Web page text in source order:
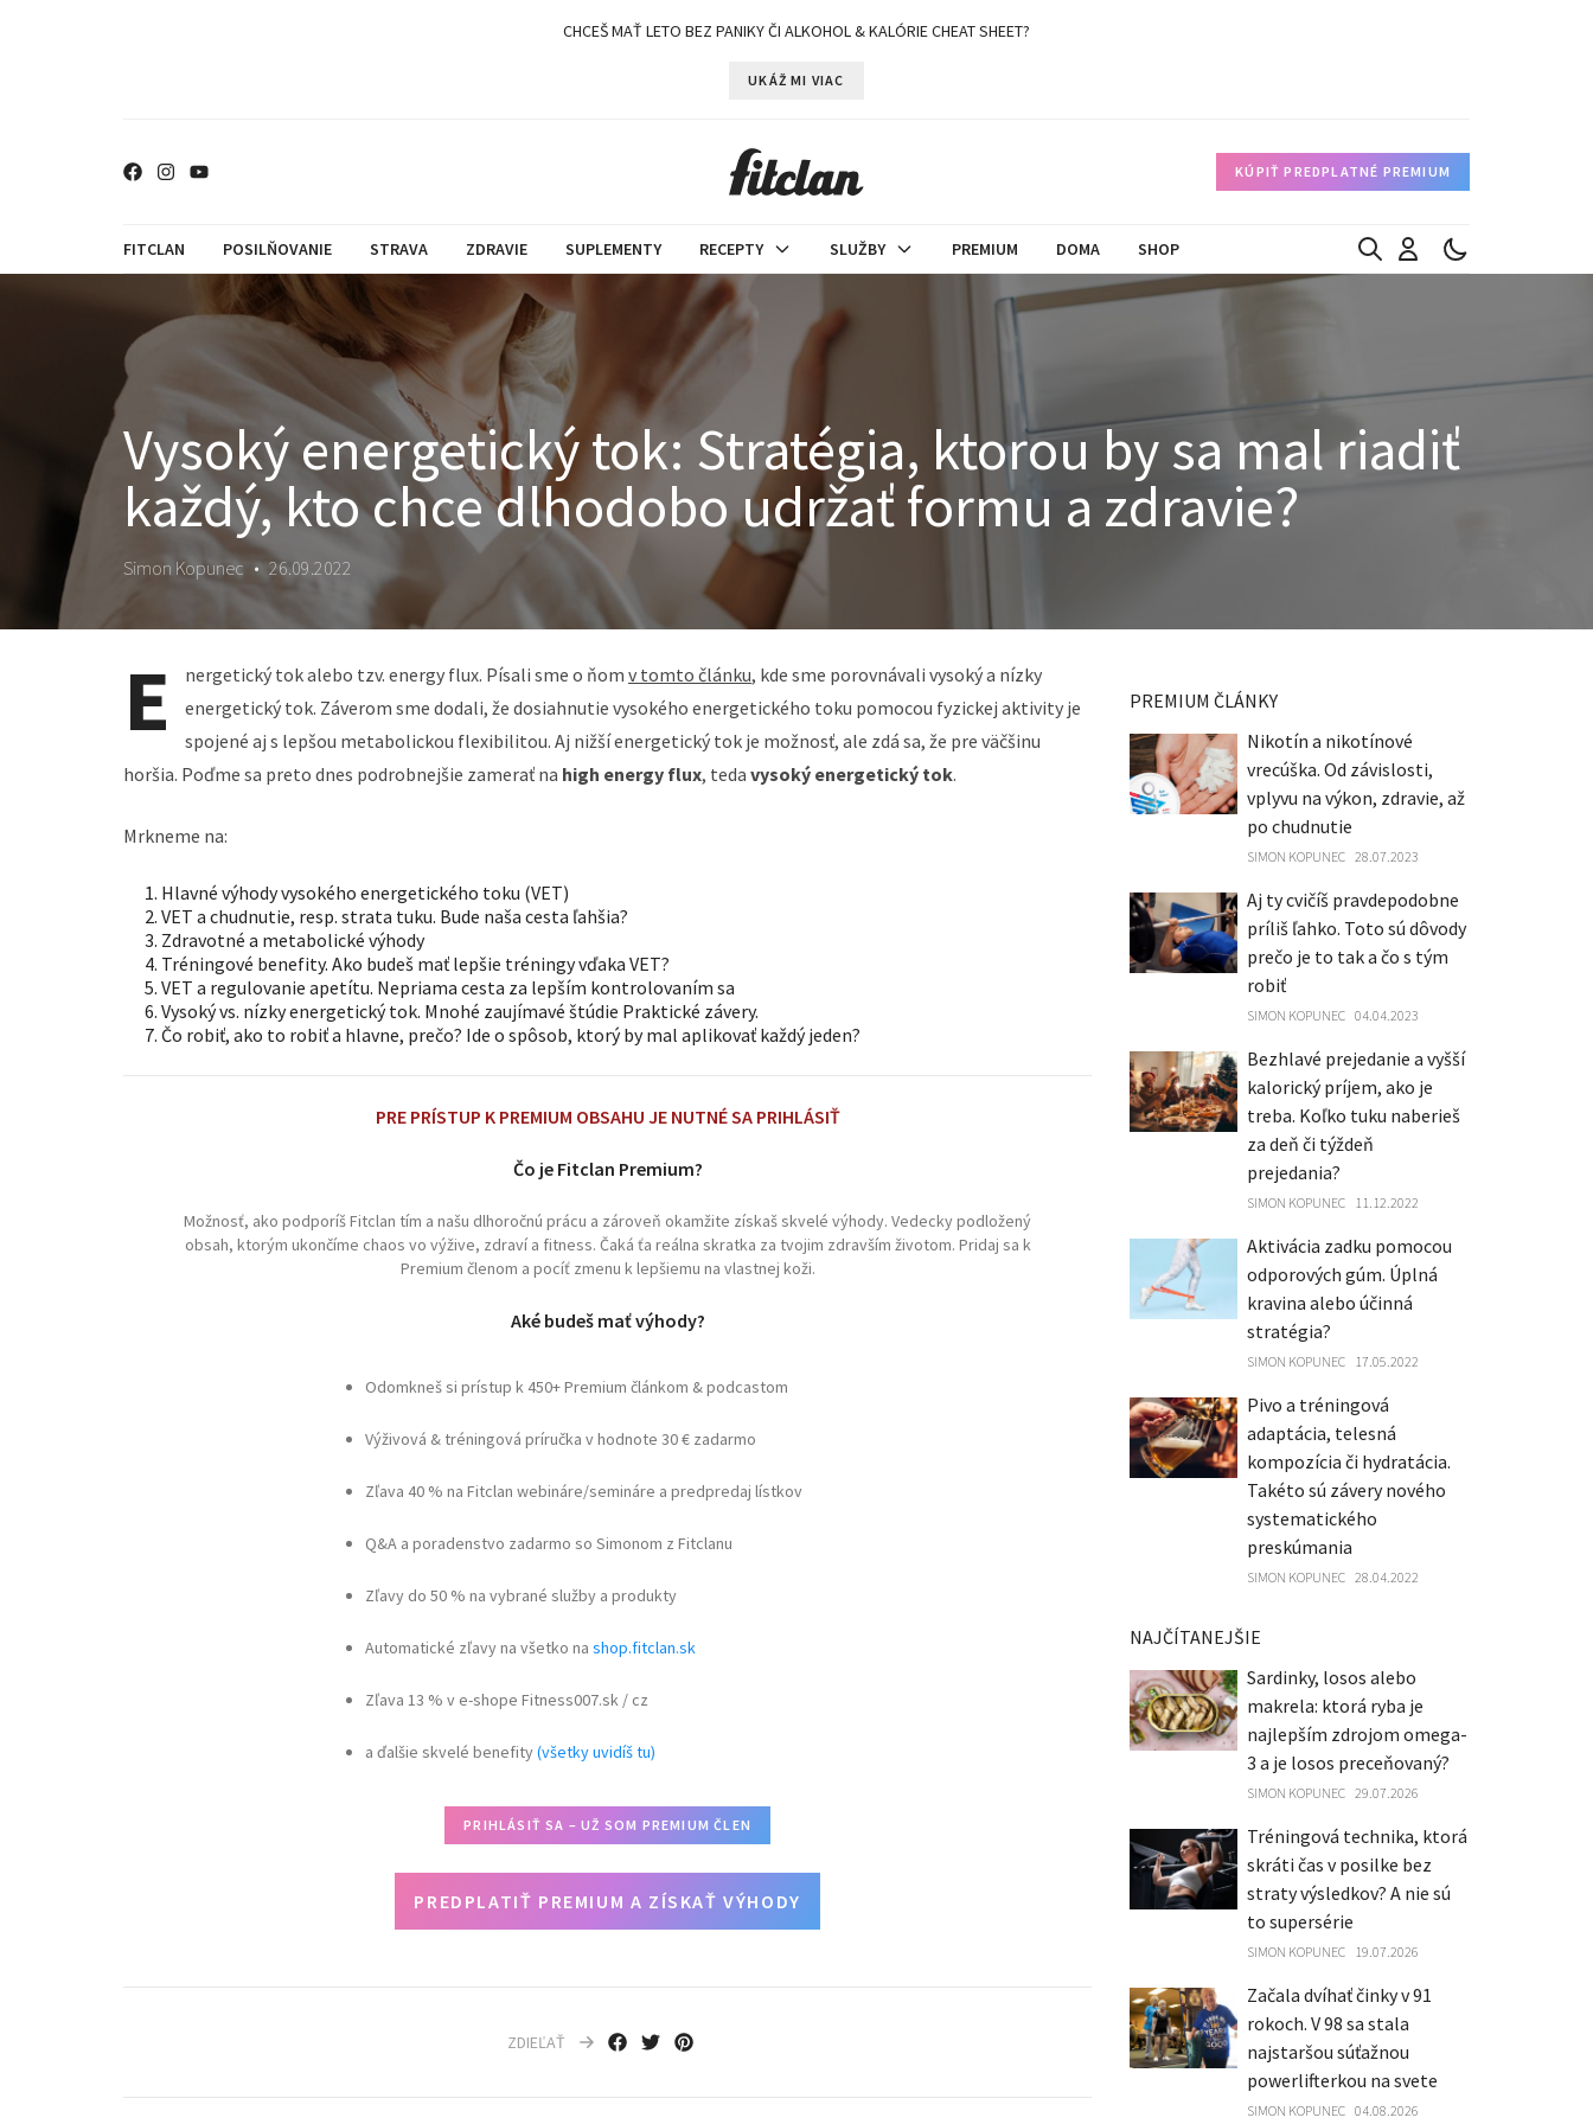
CHCEŠ MAŤ LETO BEZ PANIKY ČI ALKOHOL & KALÓRIE CHEAT SHEET?
UKÁŽ MI VIAC
KÚPIŤ PREDPLATNÉ PREMIUM
FITCLAN POSILŇOVANIE STRAVA ZDRAVIE SUPLEMENTY RECEPTY SLUŽBY PREMIUM DOMA SHOP
Vysoký energetický tok: Stratégia, ktorou by sa mal riadiť
každý, kto chce dlhodobo udržať formu a zdravie?
Simon Kopunec • 26.09.2022
E nergetický tok alebo tzv. energy flux. Písali sme o ňom v tomto článku, kde sme porovnávali vysoký a nízky
energetický tok. Záverom sme dodali, že dosiahnutie vysokého energetického toku pomocou fyzickej aktivity je
spojené aj s lepšou metabolickou flexibilitou. Aj nižší energetický tok je možnosť, ale zdá sa, že pre väčšinu
horšia. Poďme sa preto dnes podrobnejšie zamerať na high energy flux, teda vysoký energetický tok.
Mrkneme na:
Hlavné výhody vysokého energetického toku (VET)
VET a chudnutie, resp. strata tuku. Bude naša cesta ľahšia?
Zdravotné a metabolické výhody
Tréningové benefity. Ako budeš mať lepšie tréningy vďaka VET?
VET a regulovanie apetítu. Nepriama cesta za lepším kontrolovaním sa
Vysoký vs. nízky energetický tok. Mnohé zaujímavé štúdie Praktické závery.
Čo robiť, ako to robiť a hlavne, prečo? Ide o spôsob, ktorý by mal aplikovať každý jeden?
PRE PRÍSTUP K PREMIUM OBSAHU JE NUTNÉ SA PRIHLÁSIŤ
Čo je Fitclan Premium?
Možnosť, ako podporíš Fitclan tím a našu dlhoročnú prácu a zároveň okamžite získaš skvelé výhody. Vedecky podložený
obsah, ktorým ukončíme chaos vo výžive, zdraví a fitness. Čaká ťa reálna skratka za tvojim zdravším životom. Pridaj sa k
Premium členom a pocíť zmenu k lepšiemu na vlastnej koži.
Aké budeš mať výhody?
Odomkneš si prístup k 450+ Premium článkom & podcastom
Výživová & tréningová príručka v hodnote 30 € zadarmo
Zľava 40 % na Fitclan webináre/semináre a predpredaj lístkov
Q&A a poradenstvo zadarmo so Simonom z Fitclanu
Zľavy do 50 % na vybrané služby a produkty
Automatické zľavy na všetko nashop.fitclan.sk
Zľava 13 % v e-shope Fitness007.sk / cz
a ďalšie skvelé benefity(všetky uvidíš tu)
PRIHLÁSIŤ SA – UŽ SOM PREMIUM ČLEN
PREDPLATIŤ PREMIUM A ZÍSKAŤ VÝHODY
ZDIEĽAŤ
PREMIUM ČLÁNKY
Nikotín a nikotínové
vrecúška. Od závislosti,
vplyvu na výkon, zdravie, až
po chudnutie
SIMON KOPUNEC 28.07.2023
Aj ty cvičíš pravdepodobne
príliš ľahko. Toto sú dôvody
prečo je to tak a čo s tým
robiť
SIMON KOPUNEC 04.04.2023
Bezhlavé prejedanie a vyšší
kalorický príjem, ako je
treba. Koľko tuku naberieš
za deň či týždeň
prejedania?
SIMON KOPUNEC 11.12.2022
Aktivácia zadku pomocou
odporových gúm. Úplná
kravina alebo účinná
stratégia?
SIMON KOPUNEC 17.05.2022
Pivo a tréningová
adaptácia, telesná
kompozícia či hydratácia.
Takéto sú závery nového
systematického
preskúmania
SIMON KOPUNEC 28.04.2022
NAJČÍTANEJŠIE
Sardinky, losos alebo
makrela: ktorá ryba je
najlepším zdrojom omega-
3 a je losos preceňovaný?
SIMON KOPUNEC 29.07.2026
Tréningová technika, ktorá
skráti čas v posilke bez
straty výsledkov? A nie sú
to supersérie
SIMON KOPUNEC 19.07.2026
Začala dvíhať činky v 91
rokoch. V 98 sa stala
najstaršou súťažnou
powerlifterkou na svete
SIMON KOPUNEC 04.08.2026